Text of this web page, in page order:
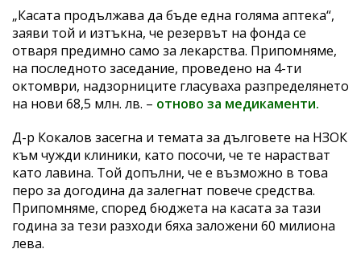
„Касата продължава да бъде една голяма аптека“,
заяви той и изтъкна, че резервът на фонда се
отваря предимно само за лекарства. Припомняме,
на последното заседание, проведено на 4-ти
октомври, надзорниците гласуваха разпределянето
на нови 68,5 млн. лв. – отново за медикаменти.
Д-р Кокалов засегна и темата за дълговете на НЗОК
към чужди клиники, като посочи, че те нарастват
като лавина. Той допълни, че е възможно в това
перо за догодина да залегнат повече средства.
Припомняме, според бюджета на касата за тази
година за тези разходи бяха заложени 60 милиона
лева.